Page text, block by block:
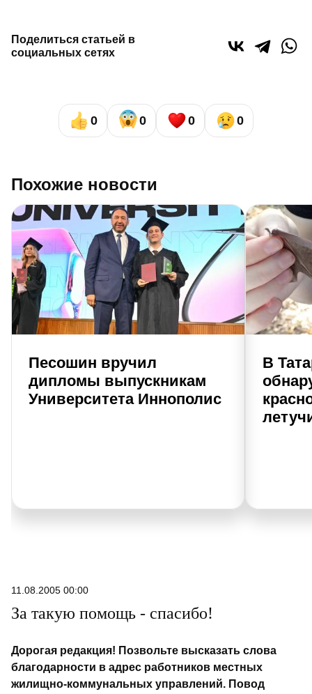
Поделиться статьей в
социальных сетях
0 0 0 0
Похожие новости
Песошин вручил
дипломы выпускникам
Университета Иннополис
В
11.08.2005 00:00
За такую помощь - спасибо!
Дорогая редакция! Позвольте высказать слова
благодарности в адрес работников местных
жилищно-коммунальных управлений. Повод